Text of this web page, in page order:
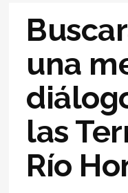
una
las
Río